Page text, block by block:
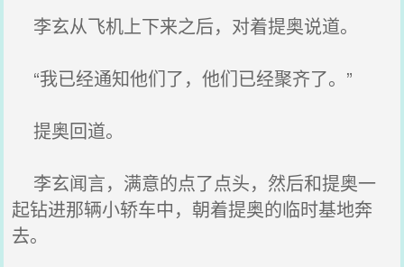
李玄从飞机上下来之后，对着提奥说道。
“我已经通知他们了，他们已经聚齐了。”
提奥回道。
李玄闻言，满意的点了点头，然后和提奥一
起钻进那辆小轿车中，朝着提奥的临时基地奔
去。